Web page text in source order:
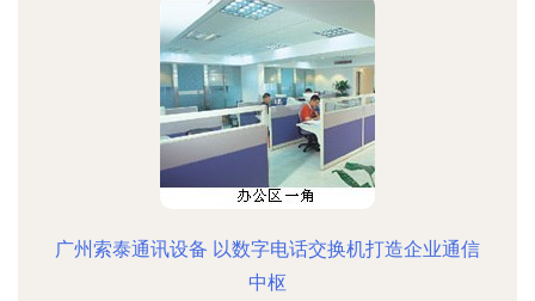
广州索泰通讯设备 以数字电话交换机打造企业通信
中枢